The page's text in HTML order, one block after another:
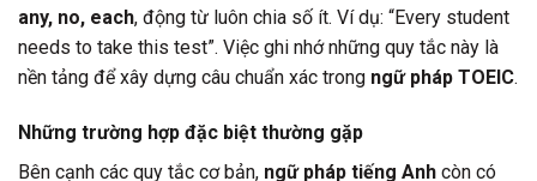
any, no, each, động từ luôn chia số ít. Ví dụ: “Every student
needs to take this test”. Việc ghi nhớ những quy tắc này là
nền tảng để xây dựng câu chuẩn xác trong ngữ pháp TOEIC.
Những trường hợp đặc biệt thường gặp
Bên cạnh các quy tắc cơ bản, ngữ pháp tiếng Anh còn có